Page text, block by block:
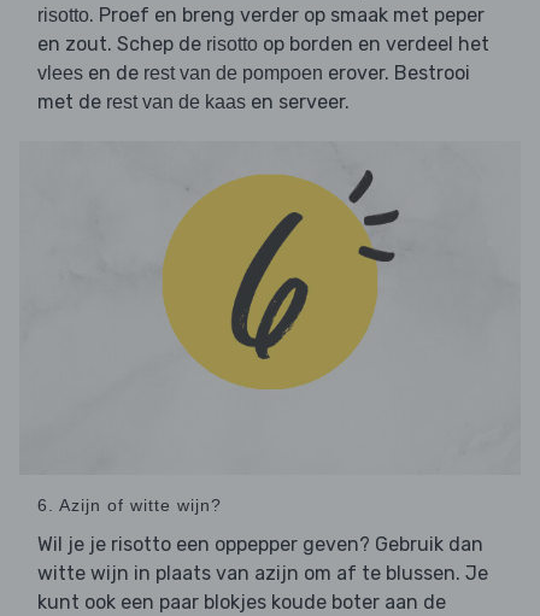
risotto. Proef en breng verder op smaak met peper
en zout. Schep de risotto op borden en verdeel het
vlees en de rest van de pompoen erover. Bestrooi
met de rest van de kaas en serveer.
6. Azijn of witte wijn?
Wil je je risotto een oppepper geven? Gebruik dan
witte wijn in plaats van azijn om af te blussen. Je
kunt ook een paar blokjes koude boter aan de